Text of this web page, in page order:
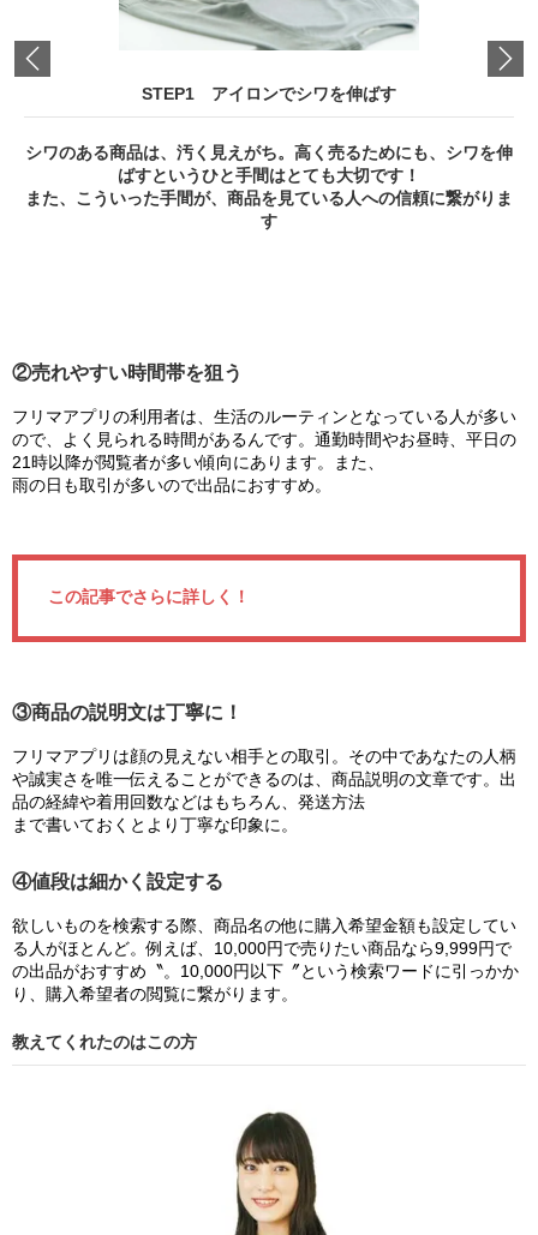
STEP1 アイロンでシワを伸ばす
シワのある商品は、汚く見えがち。高く売るためにも、シワを伸
ばすというひと手間はとても大切です！
また、こういった手間が、商品を見ている人への信頼に繋がりま
す
②売れやすい時間帯を狙う
フリマアプリの利用者は、生活のルーティンとなっている人が多い
ので、よく見られる時間があるんです。通勤時間やお昼時、平日の
21時以降が閲覧者が多い傾向にあります。また、
雨の日も取引が多いので出品におすすめ。
この記事でさらに詳しく！
③商品の説明文は丁寧に！
フリマアプリは顔の見えない相手との取引。その中であなたの人柄
や誠実さを唯一伝えることができるのは、商品説明の文章です。出
品の経緯や着用回数などはもちろん、発送方法
まで書いておくとより丁寧な印象に。
④値段は細かく設定する
欲しいものを検索する際、商品名の他に購入希望金額も設定してい
る人がほとんど。例えば、10,000円で売りたい商品なら9,999円で
の出品がおすすめ〝。10,000円以下〞という検索ワードに引っかか
り、購入希望者の閲覧に繋がります。
教えてくれたのはこの方